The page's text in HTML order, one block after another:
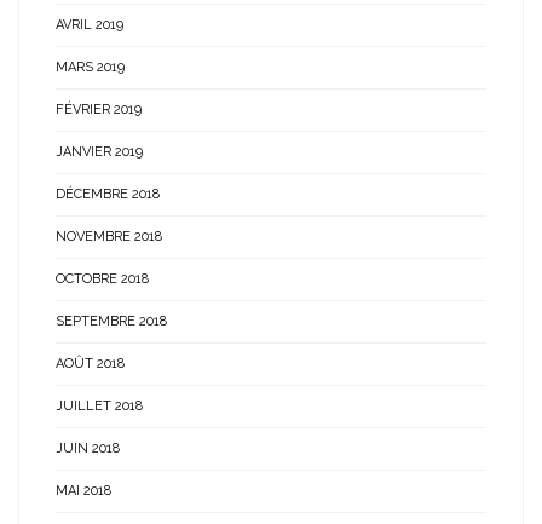
AVRIL 2019
MARS 2019
FÉVRIER 2019
JANVIER 2019
DÉCEMBRE 2018
NOVEMBRE 2018
OCTOBRE 2018
SEPTEMBRE 2018
AOÛT 2018
JUILLET 2018
JUIN 2018
MAI 2018